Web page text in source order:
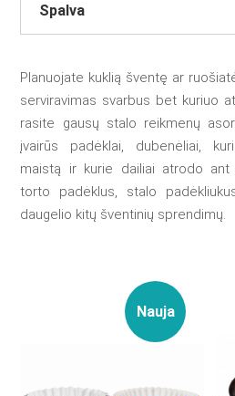
Spalva
Planuojate kuklią šventę ar
serviravimas svarbus bet kuriuo
rasite gausų stalo reikmenų
įvairūs padėklai, dubenėliai,
maistą ir kurie dailiai atrodo ant
torto padėklus, stalo
daugelio kitų šventinių sprendimų.
Nauja